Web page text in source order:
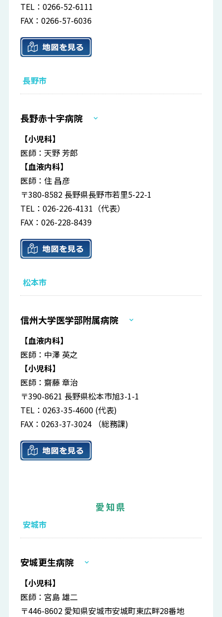
TEL：0266-52-6111
FAX：0266-57-6036
長野市
長野赤十字病院
【小児科】
医師：天野 芳郎
【血液内科】
医師：住 昌彦
〒380-8582 長野県長野市若里5-22-1
TEL：026-226-4131（代表）
FAX：026-228-8439
松本市
信州大学医学部附属病院
【血液内科】
医師：中澤 英之
【小児科】
医師：齋藤 章治
〒390-8621 長野県松本市旭3-1-1
TEL：0263-35-4600 (代表)
FAX：0263-37-3024 （総務課)
愛知県
安城市
安城更生病院
【小児科】
医師：宮島 雄二
〒446-8602 愛知県安城市安城町東広畔28番地